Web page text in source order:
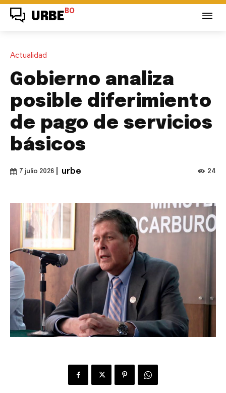
URBE BO
Actualidad
Gobierno analiza
posible diferimiento
de pago de servicios
básicos
7 julio 2026 urbe 24